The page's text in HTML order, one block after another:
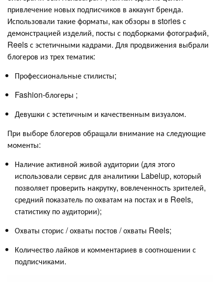
привлечение новых подписчиков в аккаунт бренда.
Использовали такие форматы, как обзоры в stories с
демонстрацией изделий, посты с подборками фотографий,
Reels с эстетичными кадрами. Для продвижения выбрали
блогеров из трех тематик:
Профессиональные стилисты;
Fashion-блогеры ;
Девушки с эстетичным и качественным визуалом.
При выборе блогеров обращали внимание на следующие
моменты:
Наличие активной живой аудитории (для этого
использовали сервис для аналитики Labelup, который
позволяет проверить накрутку, вовлеченность зрителей,
средний показатель по охватам на постах и в Reels,
статистику по аудитории);
Охваты сторис / охваты постов / охваты Reels;
Количество лайков и комментариев в соотношении с
подписчиками.